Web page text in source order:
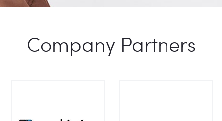
Company Partners